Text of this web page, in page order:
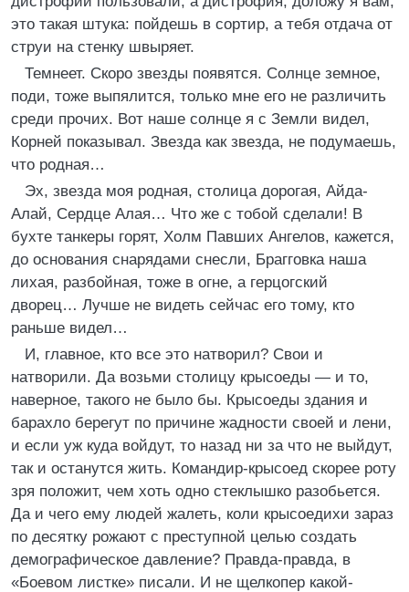
это такая штука: пойдешь в сортир, а тебя отдача от
струи на стенку швыряет.
Темнеет. Скоро звезды появятся. Солнце земное,
поди, тоже выпялится, только мне его не различить
среди прочих. Вот наше солнце я с Земли видел,
Корней показывал. Звезда как звезда, не подумаешь,
что родная…
Эх, звезда моя родная, столица дорогая, Айда-
Алай, Сердце Алая… Что же с тобой сделали! В
бухте танкеры горят, Холм Павших Ангелов, кажется,
до основания снарядами снесли, Брагговка наша
лихая, разбойная, тоже в огне, а герцогский
дворец… Лучше не видеть сейчас его тому, кто
раньше видел…
И, главное, кто все это натворил? Свои и
натворили. Да возьми столицу крысоеды — и то,
наверное, такого не было бы. Крысоеды здания и
барахло берегут по причине жадности своей и лени,
и если уж куда войдут, то назад ни за что не выйдут,
так и останутся жить. Командир-крысоед скорее роту
зря положит, чем хоть одно стеклышко разобьется.
Да и чего ему людей жалеть, коли крысоедихи зараз
по десятку рожают с преступной целью создать
демографическое давление? Правда-правда, в
«Боевом листке» писали. И не щелкопер какой-